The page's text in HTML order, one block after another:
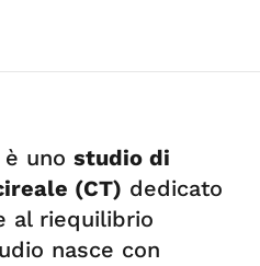
è uno studio di
(CT) dedicato
al riequilibrio
nasce con